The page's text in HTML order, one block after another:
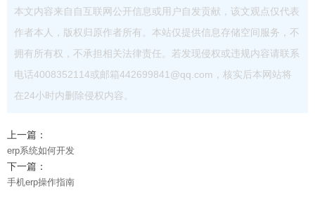
本文内容来自自互联网公开信息或用户自发贡献，该文观点仅代表
作者本人，版权归原作者所有。本站仅提供信息存储空间服务，不
拥有所有权，不承担相关法律责任。若发现侵权或违规内容请联系
电话4008352114或邮箱442699841@qq.com，核实后本网站将
在24小时内删除侵权内容。
上一篇：
erp系统如何开发
下一篇：
手机erp操作指南